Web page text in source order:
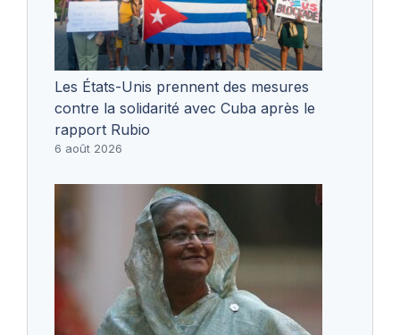
Les États-Unis prennent des mesures
contre la solidarité avec Cuba après le
rapport Rubio
6 août 2026